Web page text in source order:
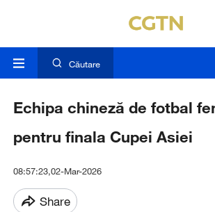
Căutare
Echipa chineză de fotbal
pentru finala Cupei Asiei
08:57:23,02-Mar-2026
Share